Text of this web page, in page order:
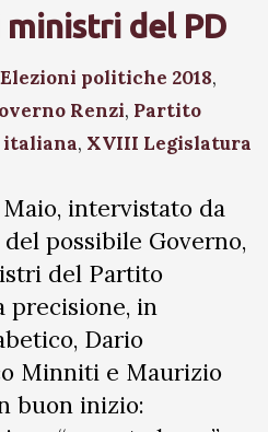
ministri del PD
Elezioni politiche 2018,
Renzi, Partito
, XVIII Legislatura
intervistato da
possibile Governo,
del Partito
precisione, in
Dario
Minniti e Maurizio
buon inizio: